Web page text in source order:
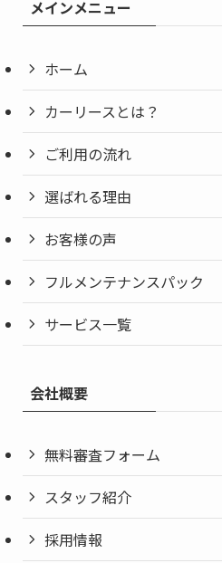
メインメニュー
ホーム
カーリースとは？
ご利用の流れ
選ばれる理由
お客様の声
フルメンテナンスパック
サービス一覧
会社概要
無料審査フォーム
スタッフ紹介
採用情報